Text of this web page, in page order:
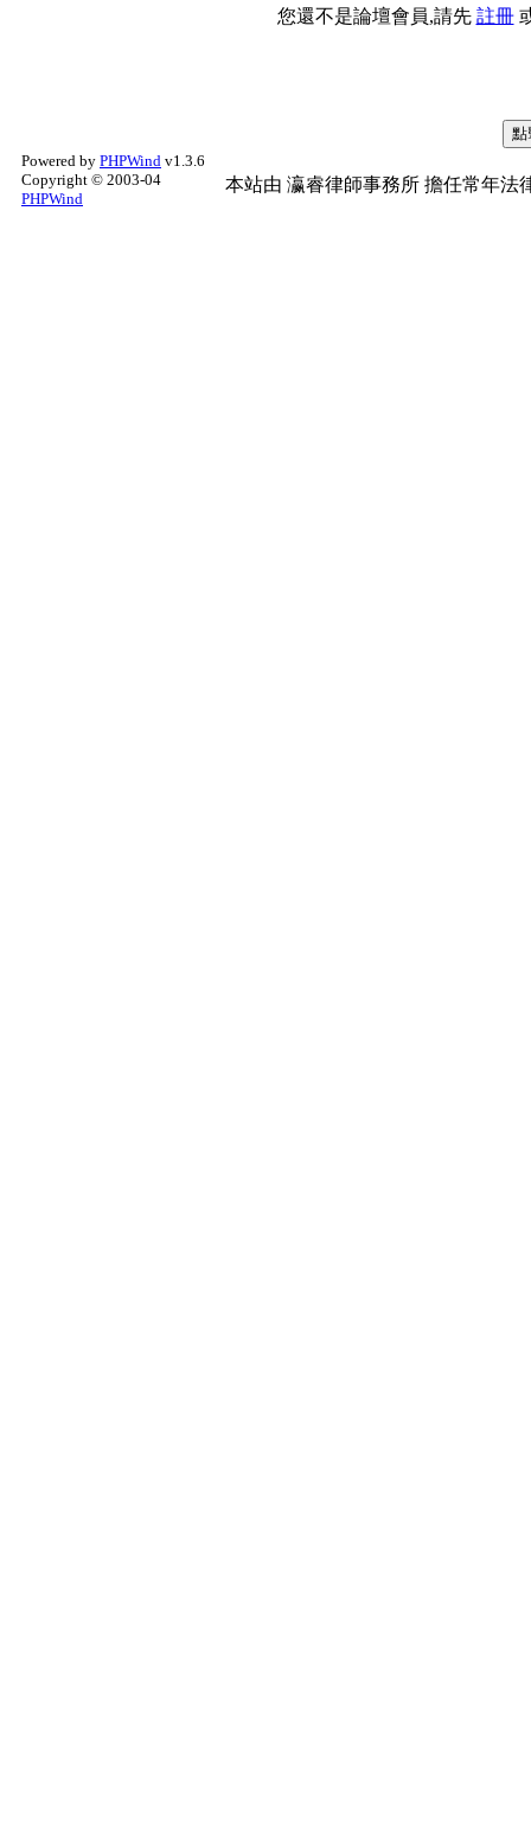
您還不是論壇會員,請先 註冊
Powered by PHPWind v1.3.6
Copyright © 2003-04
PHPWind
本站由 瀛睿律師事務所 擔任常年法